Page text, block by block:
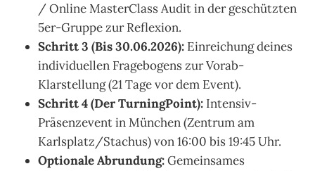
/ Online MasterClass Audit in der geschützten
5er-Gruppe zur Reflexion.
Schritt 3 (Bis 30.06.2026): Einreichung deines
individuellen Fragebogens zur Vorab-
Klarstellung (21 Tage vor dem Event).
Schritt 4 (Der TurningPoint): Intensiv-
Präsenzevent in München (Zentrum am
Karlsplatz/Stachus) von 16:00 bis 19:45 Uhr.
Optionale Abrundung:Gemeinsames